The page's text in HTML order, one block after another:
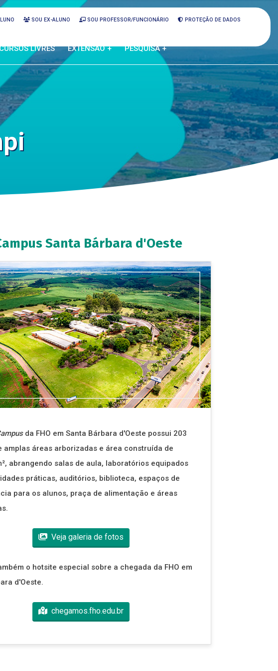
SOU EX-ALUNO SOU PROFESSOR/FUNCIONÁRIO PROTEÇÃO DE DADOS
LIVRES EXTENSÃO + PESQUISA +
Santa Bárbara d'Oeste
da FHO em Santa Bárbara d'Oeste possui 203
amplas áreas arborizadas e área construída de
abrangendo salas de aula, laboratórios equipados
práticas, auditórios, biblioteca, espaços de
para os alunos, praça de alimentação e áreas
Veja galeria de fotos
o hotsite especial sobre a chegada da FHO em
d'Oeste.
chegamos.fho.edu.br